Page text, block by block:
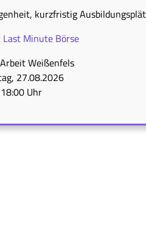
kurzfristig
Minute Börse
Weißenfels
27.08.2026
Uhr